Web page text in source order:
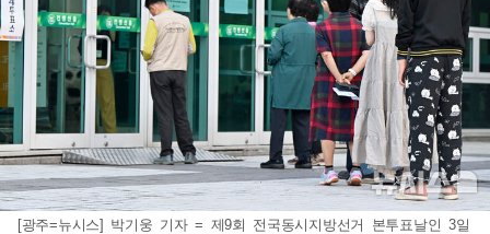
[광주=뉴시스] 박기웅 기자 = 제9회 전국동시지방선거 본투표날인 3일